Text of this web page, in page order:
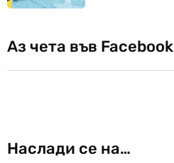
Аз чета във Facebook
Наслади се на…